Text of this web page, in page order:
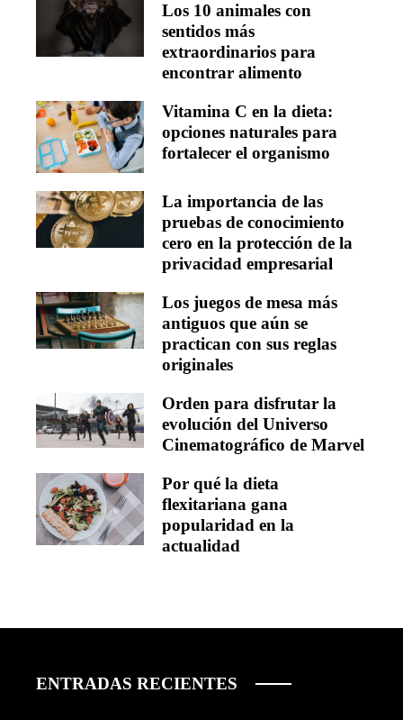
Los 10 animales con
sentidos más
extraordinarios para
encontrar alimento
Vitamina C en la dieta:
opciones naturales para
fortalecer el organismo
La importancia de las
pruebas de conocimiento
cero en la protección de la
privacidad empresarial
Los juegos de mesa más
antiguos que aún se
practican con sus reglas
originales
Orden para disfrutar la
evolución del Universo
Cinematográfico de Marvel
Por qué la dieta
flexitariana gana
popularidad en la
actualidad
ENTRADAS RECIENTES